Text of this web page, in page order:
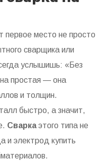
первое место не просто
сварщика или
услышишь: «Без
простая — она
и толщин.
быстро, а значит,
Сваркаэтого типа не
и электрод купить